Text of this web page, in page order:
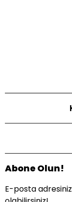
Abone Olun!
E-posta